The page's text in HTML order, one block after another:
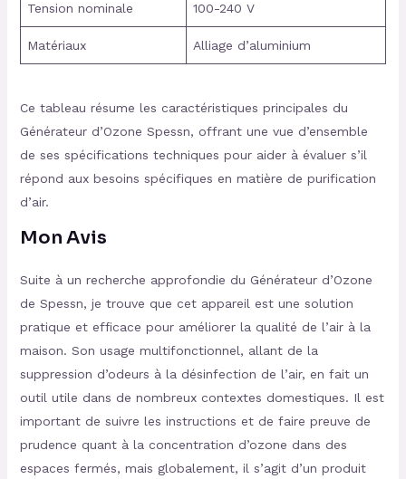
Tension nominale 100-240 V
Matériaux Alliage d’aluminium
Ce tableau résume les caractéristiques principales du
Générateur d’Ozone Spessn, offrant une vue d’ensemble
de ses spécifications techniques pour aider à évaluer s’il
répond aux besoins spécifiques en matière de purification
d’air.
Mon Avis
Suite à un recherche approfondie du Générateur d’Ozone
de Spessn, je trouve que cet appareil est une solution
pratique et efficace pour améliorer la qualité de l’air à la
maison. Son usage multifonctionnel, allant de la
suppression d’odeurs à la désinfection de l’air, en fait un
outil utile dans de nombreux contextes domestiques. Il est
important de suivre les instructions et de faire preuve de
prudence quant à la concentration d’ozone dans des
espaces fermés, mais globalement, il s’agit d’un produit